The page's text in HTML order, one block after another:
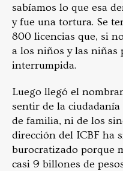
sabíamos lo que esa
y fue una tortura. Se
800 licencias que, si
a los niños y las niñas
interrumpida.
Luego llegó el
sentir de la
de familia, ni de los
dirección del ICBF ha
burocratizado porque
casi 9 billones de